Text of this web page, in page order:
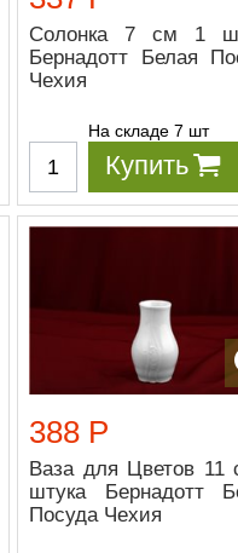
Солонка 7 см 1
Бернадотт Белая
Чехия
На складе 7 шт
Купить
388 Р
Ваза для Цветов 11
штука Бернадотт
Посуда Чехия